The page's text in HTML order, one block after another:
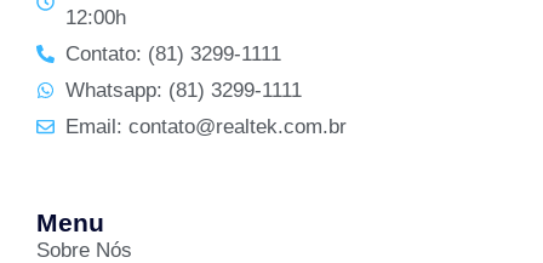
12:00h
Contato: (81) 3299-1111
Whatsapp: (81) 3299-1111
Email: contato@realtek.com.br
Menu
Sobre Nós